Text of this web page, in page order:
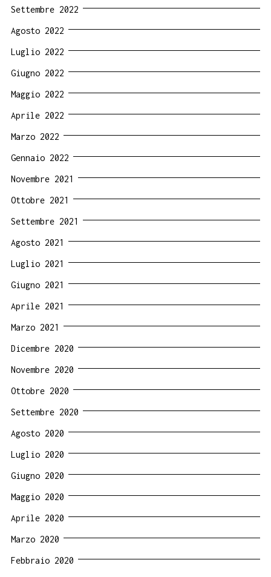
Settembre 2022
Agosto 2022
Luglio 2022
Giugno 2022
Maggio 2022
Aprile 2022
Marzo 2022
Gennaio 2022
Novembre 2021
Ottobre 2021
Settembre 2021
Agosto 2021
Luglio 2021
Giugno 2021
Aprile 2021
Marzo 2021
Dicembre 2020
Novembre 2020
Ottobre 2020
Settembre 2020
Agosto 2020
Luglio 2020
Giugno 2020
Maggio 2020
Aprile 2020
Marzo 2020
Febbraio 2020